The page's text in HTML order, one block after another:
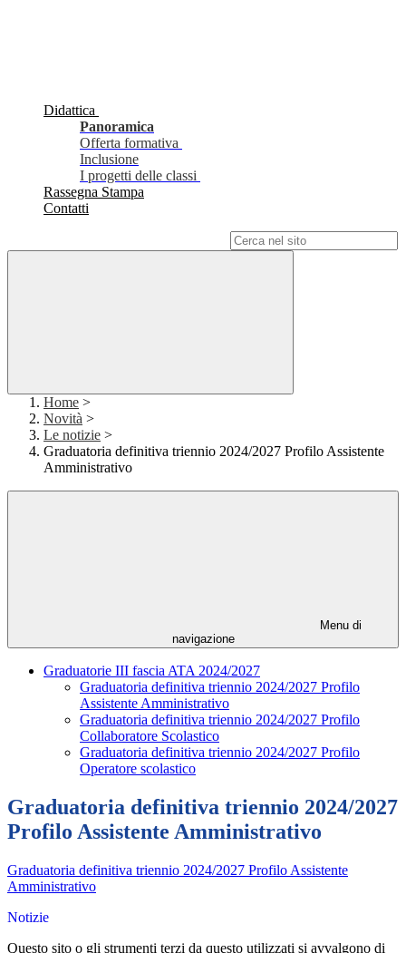
Didattica
Panoramica
Offerta formativa
Inclusione
I progetti delle classi
Rassegna Stampa
Contatti
Home >
Novità >
Le notizie >
Graduatoria definitiva triennio 2024/2027 Profilo Assistente
Amministrativo
Menu di
navigazione
Graduatorie III fascia ATA 2024/2027
Graduatoria definitiva triennio 2024/2027 Profilo
Assistente Amministrativo
Graduatoria definitiva triennio 2024/2027 Profilo
Collaboratore Scolastico
Graduatoria definitiva triennio 2024/2027 Profilo
Operatore scolastico
Graduatoria definitiva triennio 2024/2027
Profilo Assistente Amministrativo
Graduatoria definitiva triennio 2024/2027 Profilo Assistente
Amministrativo
Notizie
Questo sito o gli strumenti terzi da questo utilizzati si avvalgono di